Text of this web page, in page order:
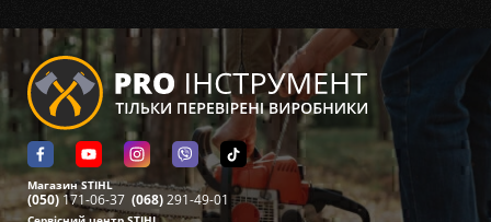
Магазин STIHL
(050)171-06-37 (068)291-49-01